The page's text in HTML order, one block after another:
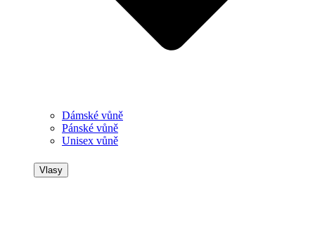
Dámské vůně
Pánské vůně
Unisex vůně
Vlasy